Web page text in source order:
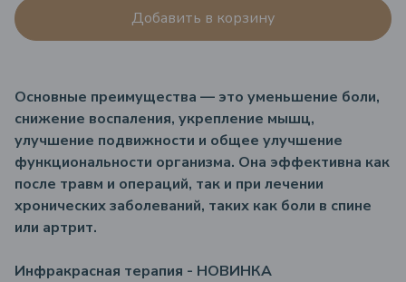
Добавить в корзину
Основные преимущества — это уменьшение боли,
снижение воспаления, укрепление мышц,
улучшение подвижности и общее улучшение
функциональности организма. Она эффективна как
после травм и операций, так и при лечении
хронических заболеваний, таких как боли в спине
или артрит.
Инфракрасная терапия - НОВИНКА